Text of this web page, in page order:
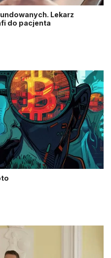
Lekarz
do pacjenta